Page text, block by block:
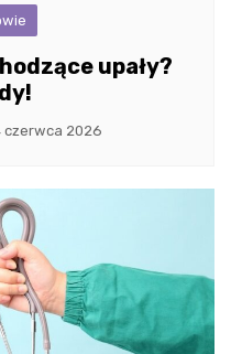
upały?
czerwca 2026